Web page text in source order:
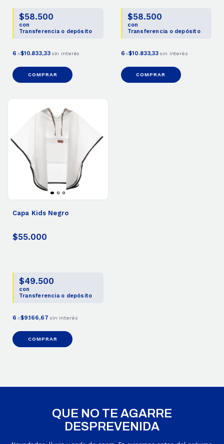
$58.500
con
Transferencia o depósito
6 x$10.833,33 sin interés
COMPRAR
$58.500
con
Transferencia o depósito
6x$10.833,33 sin interés
COMPRAR
Capa Kids Negro
$55.000
$49.500
con
Transferencia o depósito
6 x$9.166,67 sin interés
COMPRAR
QUE NO TE AGARRE
DESPREVENIDA